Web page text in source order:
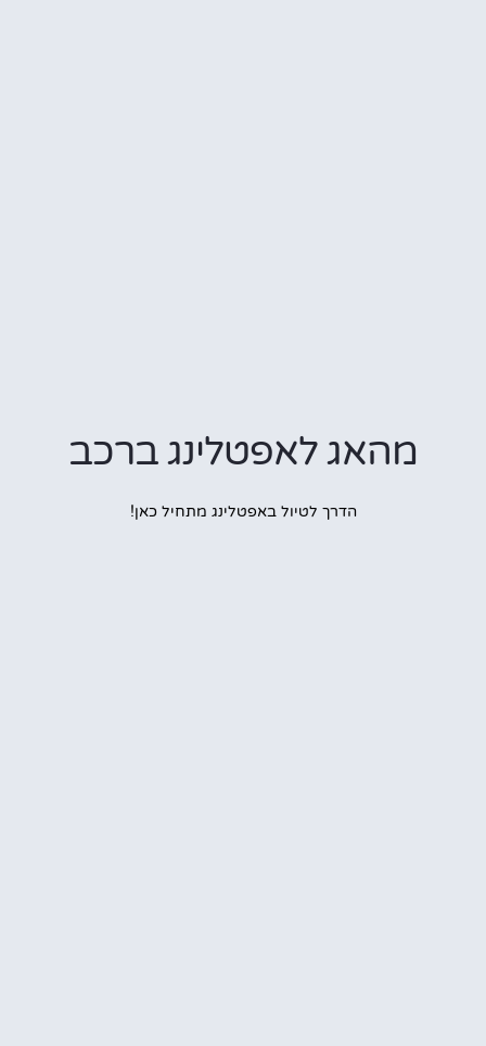
מהאג לאפטלינג ברכב
הדרך לטיול באפטלינג מתחיל כאן!